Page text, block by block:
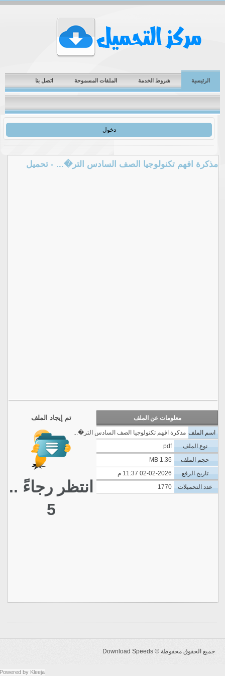
الرئيسية شروط الخدمة الملفات المسموحة اتصل بنا
دخول
مذكرة افهم تكنولوجيا الصف السادس التر�... - تحميل
معلومات عن الملف
اسم الملف
مذكرة افهم تكنولوجيا الصف السادس التر�...
نوع الملف
pdf
حجم الملف
1.36 MB
تاريخ الرفع
02-02-2026 11:37 م
عدد التحميلات
1770
تم إيجاد الملف
انتظر رجاءً ..
5
جميع الحقوق محفوظة ©Download Speeds
Powered byKleeja